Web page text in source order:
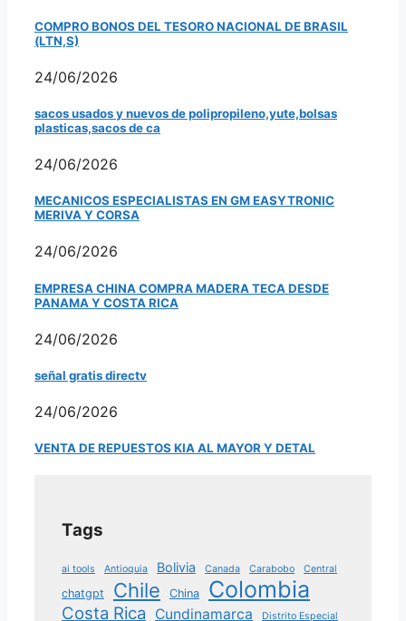
COMPRO BONOS DEL TESORO NACIONAL DE BRASIL
(LTN,S)
24/06/2026
sacos usados y nuevos de polipropileno,yute,bolsas
plasticas,sacos de ca
24/06/2026
MECANICOS ESPECIALISTAS EN GM EASYTRONIC
MERIVA Y CORSA
24/06/2026
EMPRESA CHINA COMPRA MADERA TECA DESDE
PANAMA Y COSTA RICA
24/06/2026
señal gratis directv
24/06/2026
VENTA DE REPUESTOS KIA AL MAYOR Y DETAL
Tags
ai tools Antioquia Bolivia Canada Carabobo Central
chatgpt Chile China Colombia
Costa Rica Cundinamarca Distrito Especial